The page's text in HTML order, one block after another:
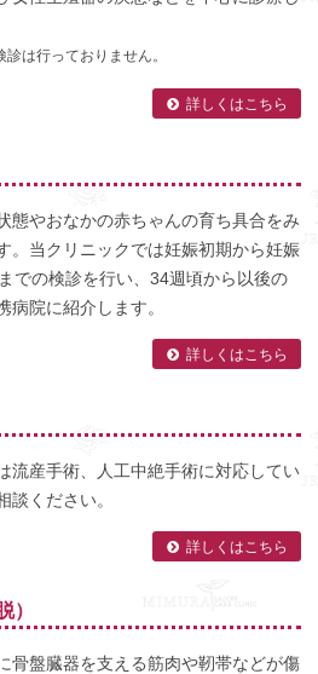
は行っておりません。
詳しくはこちら
態やおなかの赤ちゃんの育ち具合をみ
。当クリニックでは妊娠初期から妊娠
での検診を行い、34週頃から以後の
病院に紹介します。
詳しくはこちら
流産手術、人工中絶手術に対応してい
談ください。
詳しくはこちら
）
骨盤臓器を支える筋肉や靭帯などが傷